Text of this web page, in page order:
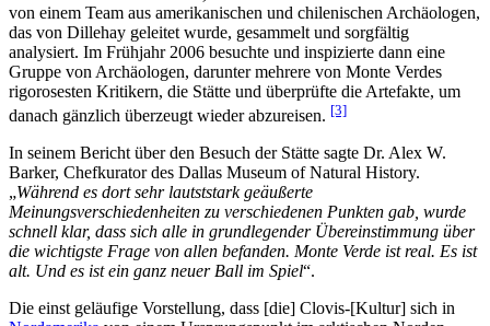
von einem Team aus amerikanischen und chilenischen Archäologen,
das von Dillehay geleitet wurde, gesammelt und sorgfältig
analysiert. Im Frühjahr 2006 besuchte und inspizierte dann eine
Gruppe von Archäologen, darunter mehrere von Monte Verdes
rigorosesten Kritikern, die Stätte und überprüfte die Artefakte, um
danach gänzlich überzeugt wieder abzureisen. [3]
In seinem Bericht über den Besuch der Stätte sagte Dr. Alex W.
Barker, Chefkurator des Dallas Museum of Natural History.
„Während es dort sehr lautststark geäußerte
Meinungsverschiedenheiten zu verschiedenen Punkten gab, wurde
schnell klar, dass sich alle in grundlegender Übereinstimmung über
die wichtigste Frage von allen befanden. Monte Verde ist real. Es ist
alt. Und es ist ein ganz neuer Ball im Spiel“.
Die einst geläufige Vorstellung, dass [die] Clovis-[Kultur] sich in